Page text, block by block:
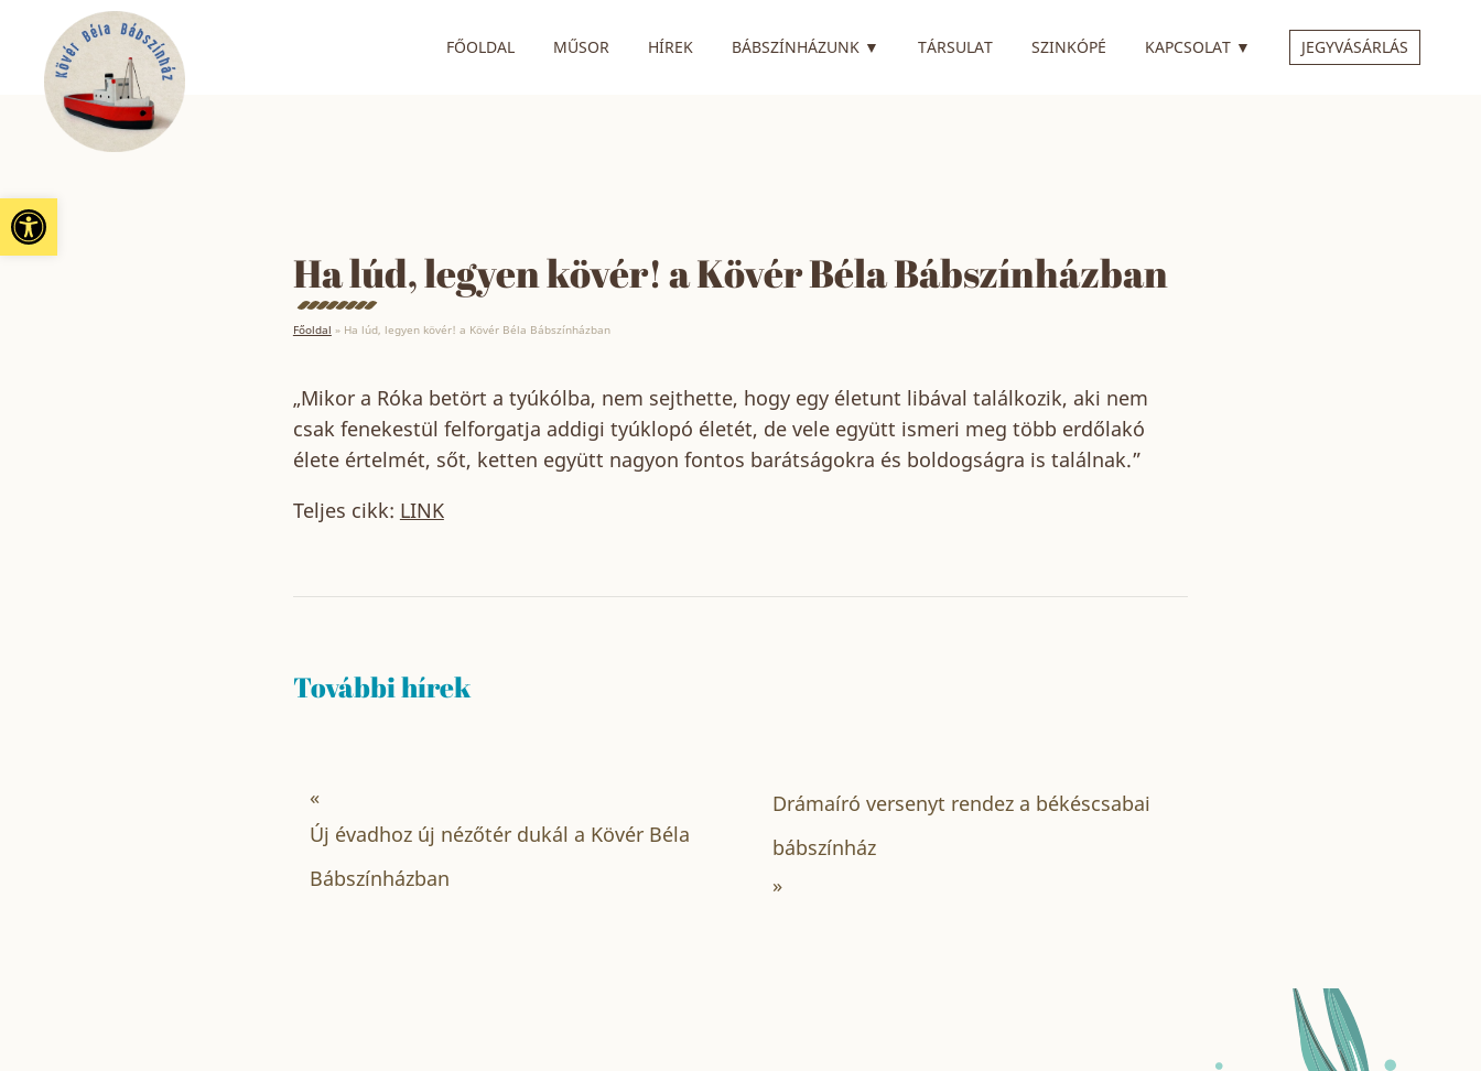
Eszköztár megnyitása
FŐOLDAL MŰSOR HÍREK BÁBSZÍNHÁZUNK ▼ RENDELKEZIK ALMENÜVEL
TÁRSULAT SZINKÓPÉ KAPCSOLAT ▼ RENDELKEZIK ALMENÜVEL
JEGYVÁSÁRLÁS
Ha lúd, legyen kövér! a Kövér Béla Bábszínházban
Főoldal » Ha lúd, legyen kövér! a Kövér Béla Bábszínházban
„Mikor a Róka betört a tyúkólba, nem sejthette, hogy egy életunt libával találkozik, aki nem
csak fenekestül felforgatja addigi tyúklopó életét, de vele együtt ismeri meg több erdőlakó
élete értelmét, sőt, ketten együtt nagyon fontos barátságokra és boldogságra is találnak.”
Teljes cikk: LINK
További hírek
«
Új évadhoz új nézőtér dukál a Kövér Béla
Bábszínházban
Drámaíró versenyt rendez a békéscsabai
bábszínház
»